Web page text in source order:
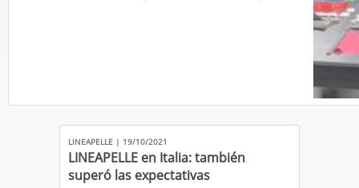
LINEAPELLE | 19/10/2021
LINEAPELLE en Italia: también
superó las expectativas